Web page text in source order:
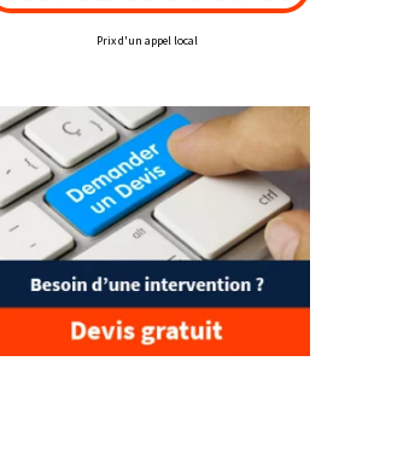
Prix d'un appel local